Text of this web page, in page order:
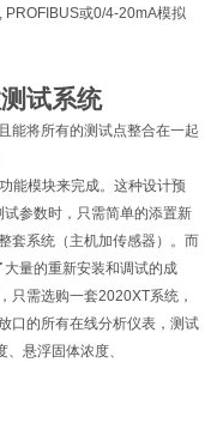
PROFIBUS或0/4-20mA模拟
试系统
能将所有的测试点整合在一起
能模块来完成。这种设计预
参数时，只需简单的添置新
套系统（主机加传感器）。而
量的重新安装和调试的成
只需选购一套2020XT系统，
口的所有在线分析仪表，测试
、悬浮固体浓度、